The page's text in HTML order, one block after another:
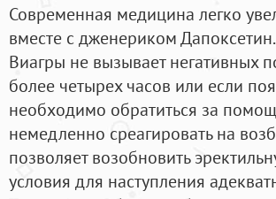
Современная медицина легко
вместе с дженериком
Виагры не вызывает негативных
более четырех часов или если
необходимо обратиться за
немедленно среагировать на
позволяет возобновить
условия для наступления